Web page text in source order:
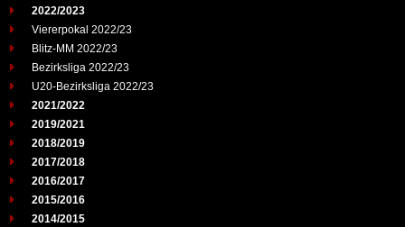
2022/2023
Viererpokal 2022/23
Blitz-MM 2022/23
Bezirksliga 2022/23
U20-Bezirksliga 2022/23
2021/2022
2019/2021
2018/2019
2017/2018
2016/2017
2015/2016
2014/2015